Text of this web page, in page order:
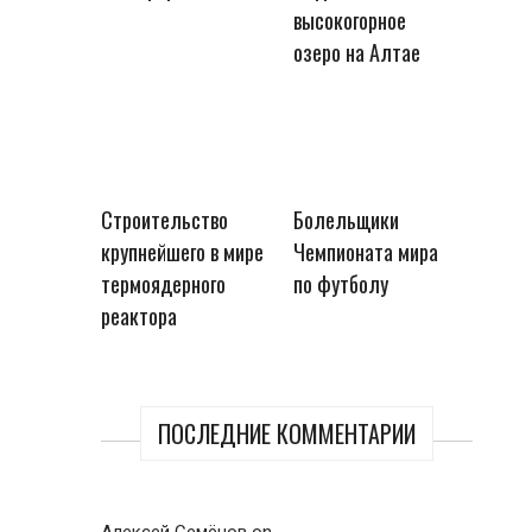
высокогорное
озеро на Алтае
Строительство
крупнейшего в мире
термоядерного
реактора
Болельщики
Чемпионата мира
по футболу
ПОСЛЕДНИЕ КОММЕНТАРИИ